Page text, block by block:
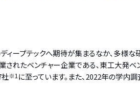
ープテックへ期待が集まるなか、多様
れたベンチャー企業である、東工大発ベ
社※1 に至っています。また、2022年の学